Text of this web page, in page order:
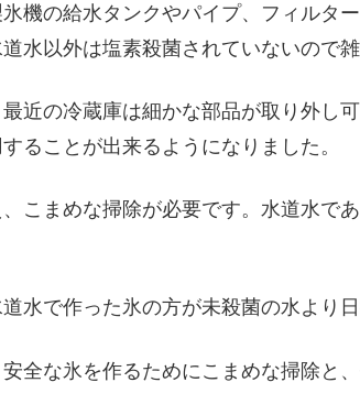
機の給水タンクやパイプ、フィルタ
水以外は塩素殺菌されていないので
最近の冷蔵庫は細かな部品が取り外し
ることが出来るようになりました。
、こまめな掃除が必要です。水道水で
水で作った氷の方が未殺菌の水より日
全な氷を作るためにこまめな掃除と